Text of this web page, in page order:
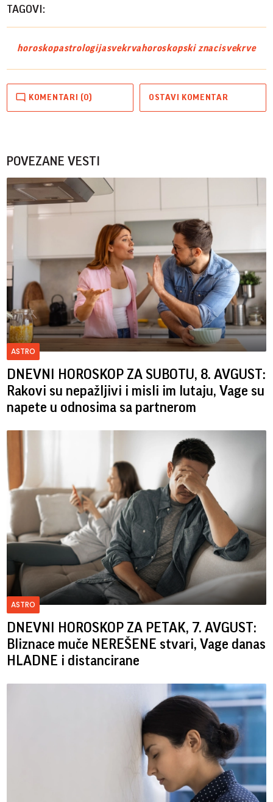
TAGOVI:
horoskopastrologijasvekrvahoroskopski znacisvekrve
KOMENTARI (0) OSTAVI KOMENTAR
POVEZANE VESTI
ASTRO
DNEVNI HOROSKOP ZA SUBOTU, 8. AVGUST:
Rakovi su nepažljivi i misli im lutaju, Vage su
napete u odnosima sa partnerom
ASTRO
DNEVNI HOROSKOP ZA PETAK, 7. AVGUST:
Bliznace muče NEREŠENE stvari, Vage danas
HLADNE i distancirane